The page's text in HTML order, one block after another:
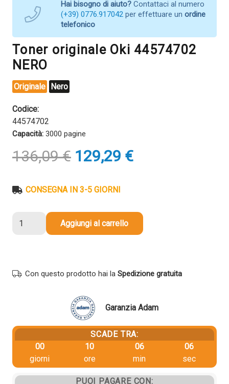
Hai bisogno di aiuto? Contattaci al numero
(+39) 0776.917042 per effettuare un ordine
telefonico
Toner originale Oki 44574702
NERO
Originale Nero
Codice:
44574702
Capacità: 3000 pagine
136,09€ Il
prezzo
era:
129,29 €Il
prezzo
CONSEGNA IN 3-5 GIORNI
quantità
Aggiungi al carrello
Con questo prodotto hai la Spedizione gratuita
Garanzia Adam
SCADE TRA:
00
giorni
10
ore
06
min
06
sec
PUOI PAGARE CON: